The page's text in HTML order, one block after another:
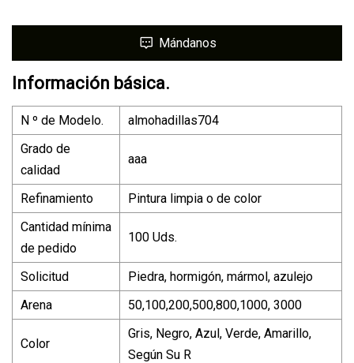
Mándanos
Información básica.
N º de Modelo.
almohadillas704
Grado de
calidad
aaa
Refinamiento
Pintura limpia o de color
Cantidad mínima
de pedido
100 Uds.
Solicitud
Piedra, hormigón, mármol, azulejo
Arena
50,100,200,500,800,1000, 3000
Color
Gris, Negro, Azul, Verde, Amarillo,
Según Su R